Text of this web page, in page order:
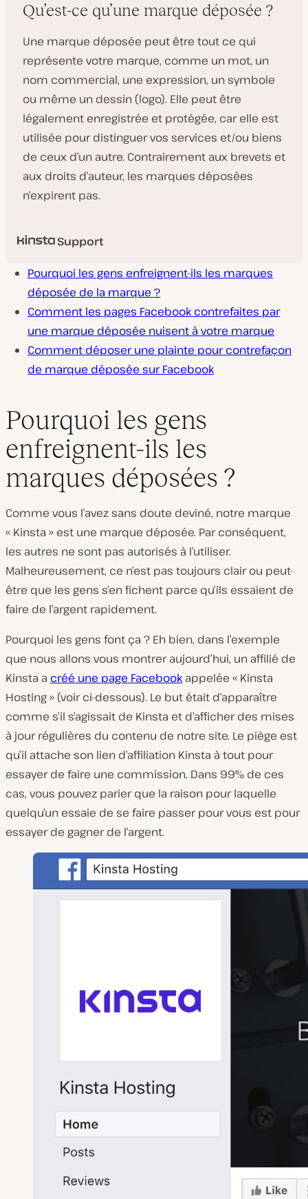
Qu’est-ce qu’une marque déposée ?
Une marque déposée peut être tout ce qui
représente votre marque, comme un mot, un
nom commercial, une expression, un symbole
ou même un dessin (logo). Elle peut être
légalement enregistrée et protégée, car elle est
utilisée pour distinguer vos services et/ou biens
de ceux d’un autre. Contrairement aux brevets et
aux droits d’auteur, les marques déposées
n’expirent pas.
Support
Pourquoi les gens enfreignent-ils les marques
déposée de la marque ?
Comment les pages Facebook contrefaites par
une marque déposée nuisent à votre marque
Comment déposer une plainte pour contrefaçon
de marque déposée sur Facebook
Pourquoi les gens
enfreignent-ils les
marques déposées ?
Comme vous l’avez sans doute deviné, notre marque
« Kinsta » est une marque déposée. Par conséquent,
les autres ne sont pas autorisés à l’utiliser.
Malheureusement, ce n’est pas toujours clair ou peut-
être que les gens s’en fichent parce qu’ils essaient de
faire de l’argent rapidement.
Pourquoi les gens font ça ? Eh bien, dans l’exemple
que nous allons vous montrer aujourd’hui, un affilié de
Kinsta a créé une page Facebook appelée « Kinsta
Hosting » (voir ci-dessous). Le but était d’apparaître
comme s’il s’agissait de Kinsta et d’afficher des mises
à jour régulières du contenu de notre site. Le piège est
qu’il attache son lien d’affiliation Kinsta à tout pour
essayer de faire une commission. Dans 99% de ces
cas, vous pouvez parier que la raison pour laquelle
quelqu’un essaie de se faire passer pour vous est pour
essayer de gagner de l’argent.